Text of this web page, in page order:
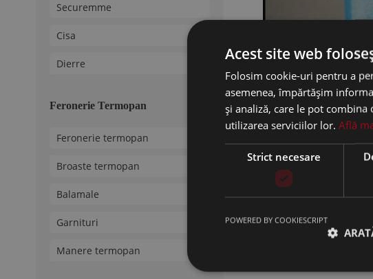
Securemme
Cisa
Dierre
Feronerie Termopan
Feronerie termopan
Broaste termopan
Balamale
Garnituri
Manere termopan
Acest site web
Folosim cookie-uri pentru a
asemenea, împărtășim
și analiză, care le pot
utilizarea serviciilor lor. Află
Strict necesare
POWERED BY COOKIESCRIPT